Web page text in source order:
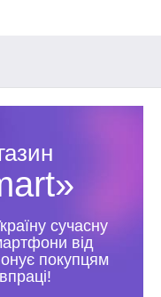
сучасну
від
покупцям